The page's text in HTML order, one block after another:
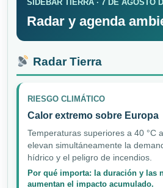
SIDEBAR TIERRA · 7 DE AGOSTO
Radar y agenda
Radar Tierra
RIESGO CLIMÁTICO
Calor extremo sobre Europa
Temperaturas superiores a 40 °C
elevan simultáneamente la
hídrico y el peligro de incendios.
Por qué importa: la duración y las
aumentan el impacto acumulado.